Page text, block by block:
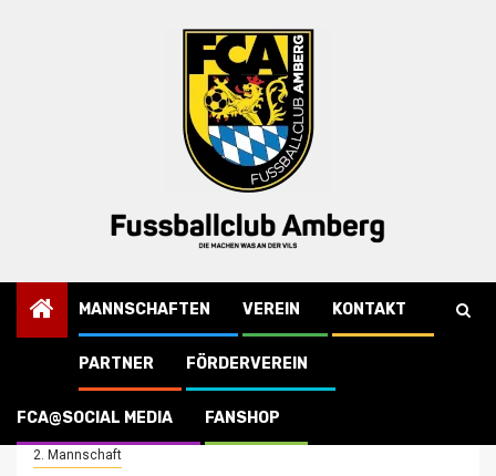
MANNSCHAFTEN VEREIN KONTAKT
PARTNER FÖRDERVEREIN
FCA@SOCIAL MEDIA FANSHOP
2. Mannschaft
Die „Zweite“ wird Vierter beim Hubertus Cup in Kümmersbruck …
2. Mannschaft